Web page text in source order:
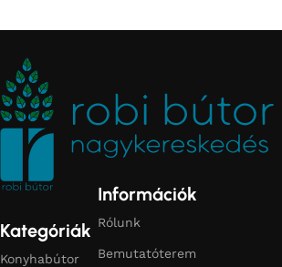
Kategóriák
Konyhabútor
Információk
Rólunk
Bemutatóterem